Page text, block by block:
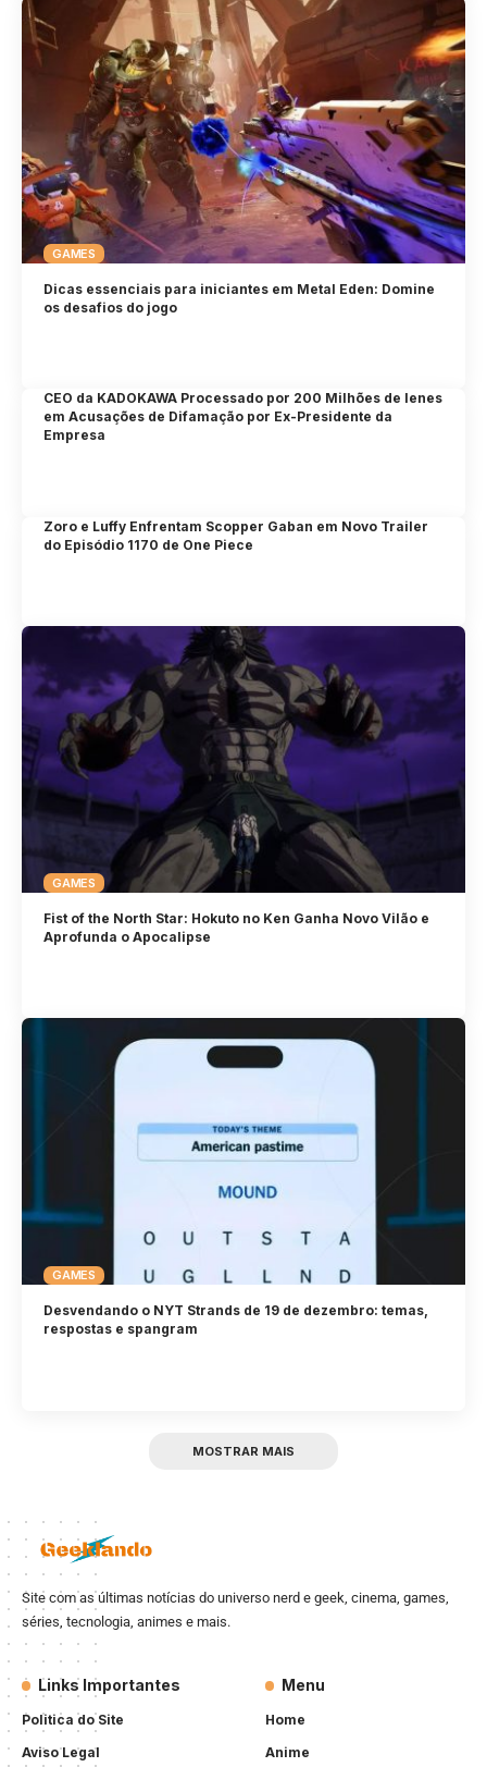
GAMES
Dicas essenciais para iniciantes em Metal Eden: Domine
os desafios do jogo
CEO da KADOKAWA Processado por 200 Milhões de Ienes
em Acusações de Difamação por Ex-Presidente da
Empresa
Zoro e Luffy Enfrentam Scopper Gaban em Novo Trailer
do Episódio 1170 de One Piece
GAMES
Fist of the North Star: Hokuto no Ken Ganha Novo Vilão e
Aprofunda o Apocalipse
GAMES
Desvendando o NYT Strands de 19 de dezembro: temas,
respostas e spangram
MOSTRAR MAIS
Site com as últimas notícias do universo nerd e geek, cinema, games,
séries, tecnologia, animes e mais.
Links Importantes
Politica do Site
Aviso Legal
Menu
Home
Anime